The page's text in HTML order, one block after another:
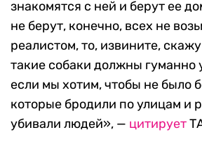
знакомятся с ней и берут ее
не берут, конечно, всех не
реалистом, то, извините,
такие собаки должны гуманно
если мы хотим, чтобы не было
которые бродили по улицам и
убивали людей», — цитирует